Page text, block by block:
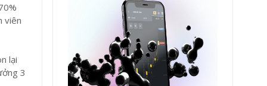
viên
lại
3